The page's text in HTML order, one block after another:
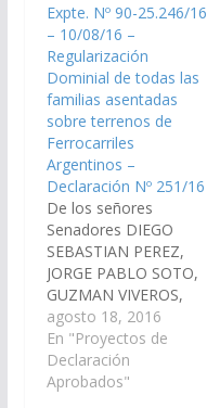
Expte. Nº 90-25.246/16
– 10/08/16 –
Regularización
Dominial de todas las
familias asentadas
sobre terrenos de
Ferrocarriles
Argentinos –
Declaración Nº 251/16
De los señores
Senadores DIEGO
SEBASTIAN PEREZ,
JORGE PABLO SOTO,
GUZMAN VIVEROS,
ERNESTO GERARDO
GUANCA, PEDRO
LIVERATO, ROBERTO
ENRIQUE GRAMAGLIA,
agosto 18, 2016
En "Proyectos de
Declaración
Aprobados"